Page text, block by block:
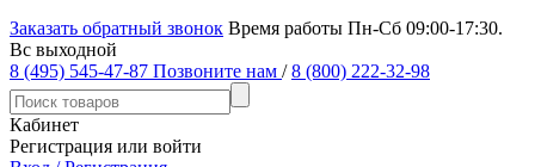
Заказать обратный звонок Время работы Пн-Сб 09:00-17:30.
Вс выходной
8 (495) 545-47-87 Позвоните нам / 8 (800) 222-32-98
Кабинет
Регистрация или войти